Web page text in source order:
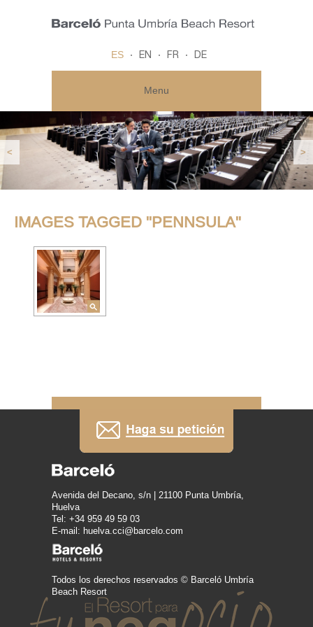
ES EN FR DE
Menu
< >
IMAGES TAGGED "PENNSULA"
Avenida del Decano, s/n | 21100 Punta Umbría,
Huelva
Tel: +34 959 49 59 03
E-mail: huelva.cci@barcelo.com
Todos los derechos reservados © Barceló Umbría
Beach Resort